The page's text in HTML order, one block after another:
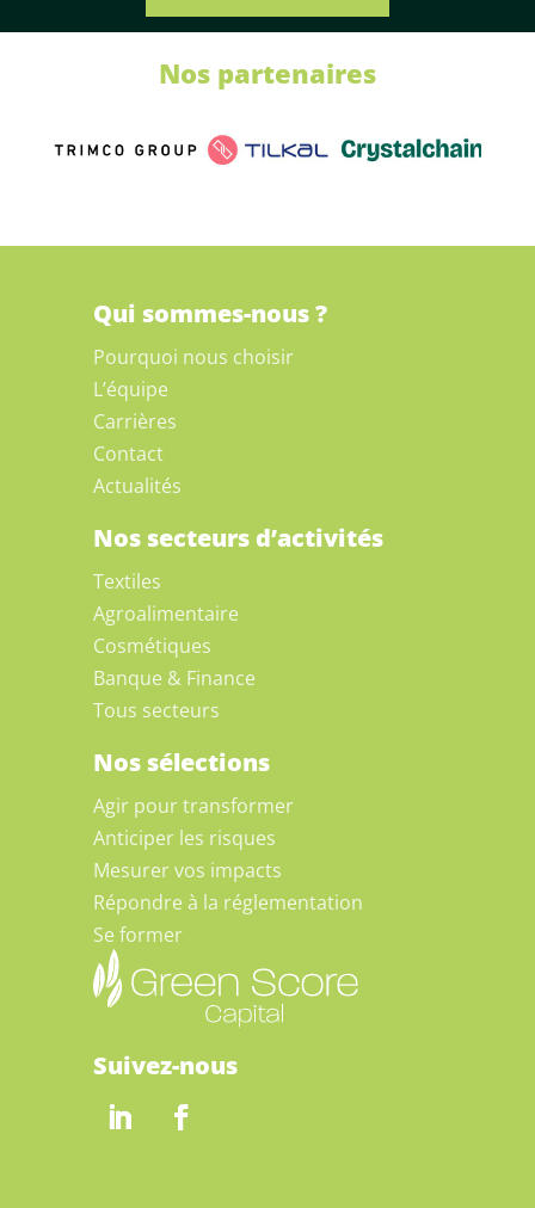
Nos partenaires
Qui sommes-nous ?
Pourquoi nous choisir
L’équipe
Carrières
Contact
Actualités
Nos secteurs d’activités
Textiles
Agroalimentaire
Cosmétiques
Banque & Finance
Tous secteurs
Nos sélections
Agir pour transformer
Anticiper les risques
Mesurer vos impacts
Répondre à la réglementation
Se former
Suivez-nous